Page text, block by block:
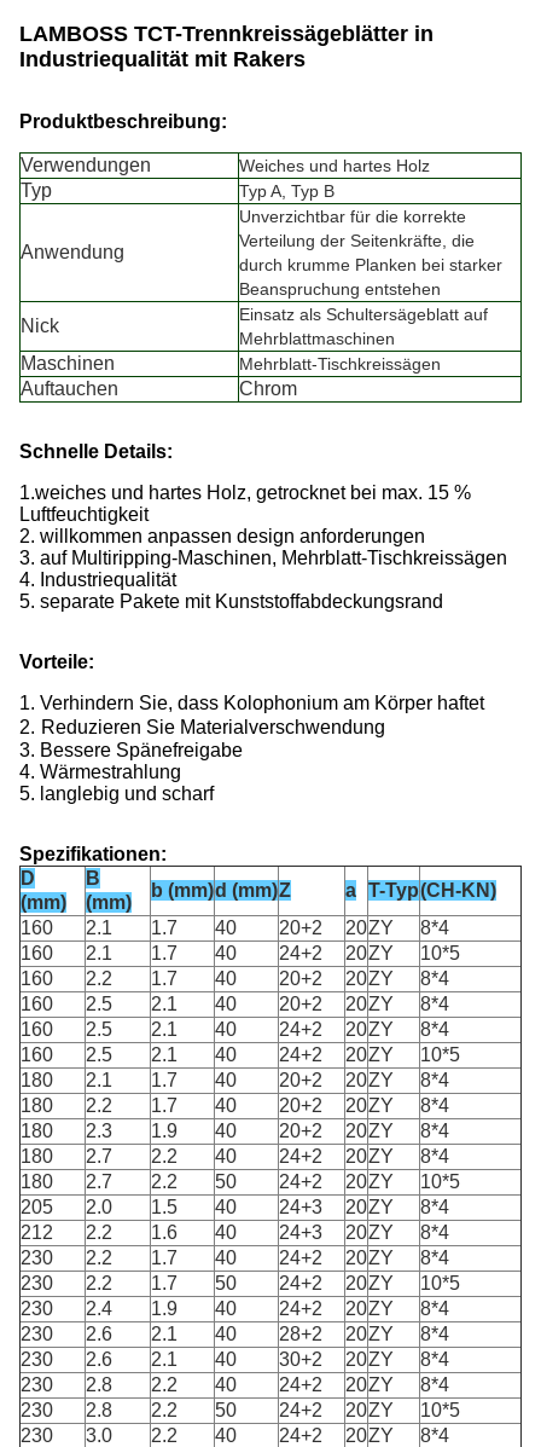
LAMBOSS TCT-Trennkreissägeblätter in
Industriequalität mit Rakers
Produktbeschreibung:
Verwendungen Weiches und hartes Holz
Typ Typ A, Typ B
Anwendung
Unverzichtbar für die korrekte
Verteilung der Seitenkräfte, die
durch krumme Planken bei starker
Beanspruchung entstehen
Nick
Einsatz als Schultersägeblatt auf
Mehrblattmaschinen
Maschinen Mehrblatt-Tischkreissägen
Auftauchen Chrom
Schnelle Details:
1.weiches und hartes Holz, getrocknet bei max. 15 %
Luftfeuchtigkeit
2. willkommen anpassen design anforderungen
3. auf Multiripping-Maschinen, Mehrblatt-Tischkreissägen
4. Industriequalität
5. separate Pakete mit Kunststoffabdeckungsrand
Vorteile:
1. Verhindern Sie, dass Kolophonium am Körper haftet
2. Reduzieren Sie Materialverschwendung
3. Bessere Spänefreigabe
4. Wärmestrahlung
5. langlebig und scharf
Spezifikationen:
D
(mm)
B
(mm)
b (mm)d (mm)Z a T-Typ(CH-KN)
160
2.1 1.7 40 20+2 20ZY
8*4
160
2.1 1.7 40 24+2 20ZY
10*5
160
2.2 1.7 40 20+2 20ZY
8*4
160
2.5 2.1 40 20+2 20ZY
8*4
160
2.5 2.1 40 24+2 20ZY
8*4
160
2.5 2.1 40 24+2 20ZY
10*5
180
2.1 1.7 40 20+2 20ZY
8*4
180
2.2 1.7 40 20+2 20ZY
8*4
180
2.3 1.9 40 20+2 20ZY
8*4
180
2.7 2.2 40 24+2 20ZY
8*4
180
2.7 2.2 50 24+2 20ZY
10*5
205
2.0 1.5 40 24+3 20ZY
8*4
212
2.2 1.6 40 24+3 20ZY
8*4
230
2.2 1.7 40 24+2 20ZY
8*4
230
2.2 1.7 50 24+2 20ZY
10*5
230
2.4 1.9 40 24+2 20ZY
8*4
230
2.6 2.1 40 28+2 20ZY
8*4
230
2.6 2.1 40 30+2 20ZY
8*4
230
2.8 2.2 40 24+2 20ZY
8*4
230
2.8 2.2 50 24+2 20ZY
10*5
230
3.0 2.2 40 24+2 20ZY
8*4